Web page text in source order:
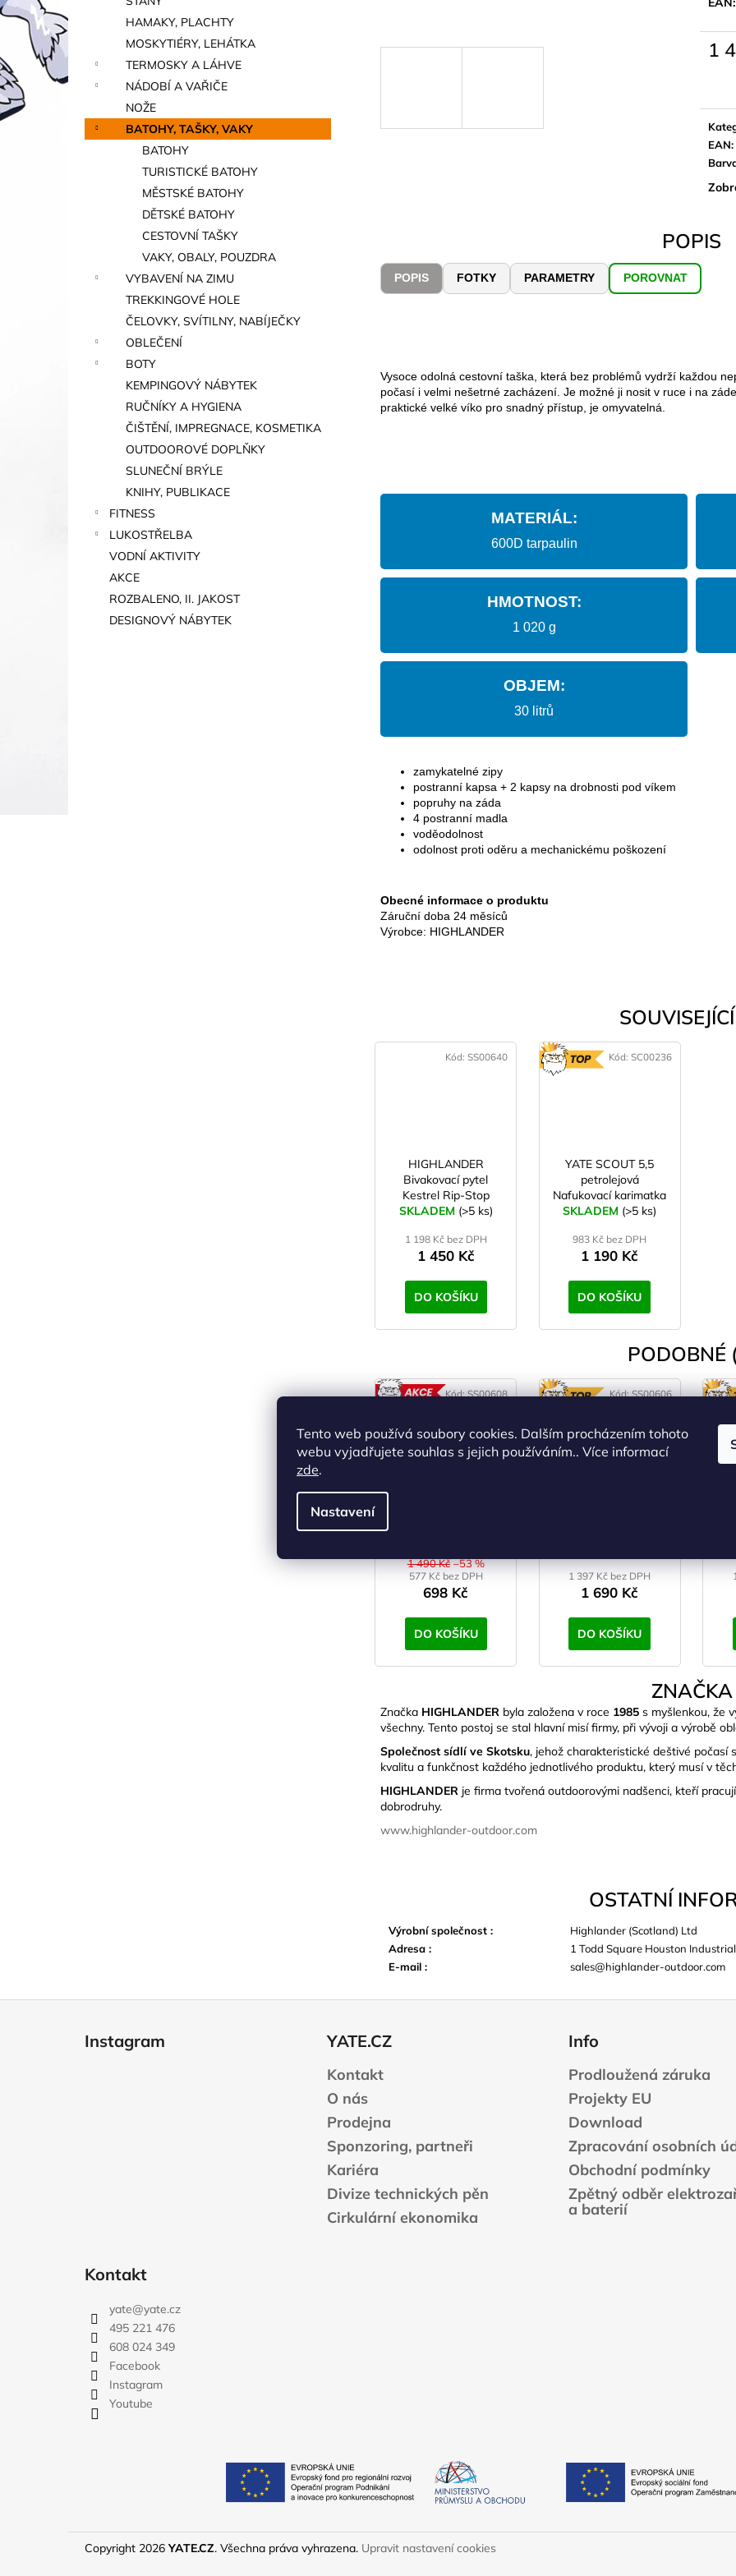
Tento web používá soubory cookies. Dalším procházením tohoto
webu vyjadřujete souhlas s jejich používáním.. Více informací
zde.
Nastavení
a
n
e
l
HAMAKY, PLACHTY
MOSKYTIÉRY, LEHÁTKA
TERMOSKY A LÁHVE
NÁDOBÍ A VAŘIČE
NOŽE
BATOHY, TAŠKY, VAKY
BATOHY
TURISTICKÉ BATOHY
MĚSTSKÉ BATOHY
DĚTSKÉ BATOHY
CESTOVNÍ TAŠKY
VAKY, OBALY, POUZDRA
VYBAVENÍ NA ZIMU
TREKKINGOVÉ HOLE
ČELOVKY, SVÍTILNY, NABÍJEČKY
OBLEČENÍ
BOTY
KEMPINGOVÝ NÁBYTEK
RUČNÍKY A HYGIENA
ČIŠTĚNÍ, IMPREGNACE, KOSMETIKA
OUTDOOROVÉ DOPLŇKY
SLUNEČNÍ BRÝLE
KNIHY, PUBLIKACE
FITNESS
LUKOSTŘELBA
VODNÍ AKTIVITY
AKCE
ROZBALENO, II. JAKOST
DESIGNOVÝ NÁBYTEK
1
EAN:
POPIS
POPIS FOTKY PARAMETRY POROVNAT
Vysoce odolná cestovní taška, která bez problémů vydrží každou
počasí i velmi nešetrné zacházení. Je možné ji nosit v ruce i na
praktické velké víko pro snadný přístup, je omyvatelná.
MATERIÁL:
600D tarpaulin
HMOTNOST:
1 020 g
OBJEM:
30 litrů
zamykatelné zipy
postranní kapsa + 2 kapsy na drobnosti pod víkem
popruhy na záda
4 postranní madla
voděodolnost
odolnost proti oděru a mechanickému poškození
Obecné informace o produktu
Záruční doba 24 měsíců
Výrobce: HIGHLANDER
HIGHLANDER
Bivakovací pytel
Kestrel Rip-Stop
Olive
SKLADEM (>5 ks)
1 198 Kč bez DPH
1 450 Kč
DO KOŠÍKU
Kód:SS00640
YATE SCOUT 5,5
petrolejová
Nafukovací karimatka
SKLADEM (>5 ks)
983 Kč bez DPH
1 190 Kč
DO KOŠÍKU
Kód: SC00236
PODOBNÉ
ROZBALENO
1 490 Kč –53 %
577 Kč bez DPH
698 Kč
DO KOŠÍKU
Kód:SS00608
1 397 Kč bez DPH
1 690 Kč
DO KOŠÍKU
Kód:SS00606
ZNAČKA
Značka HIGHLANDER byla založena v roce 1985 s myšlenkou, že
všechny. Tento postoj se stal hlavní misí firmy, při vývoji a výrobě
Společnost sídlí ve Skotsku, jehož charakteristické deštivé počasí
kvalitu a funkčnost každého jednotlivého produktu, který musí v
HIGHLANDER je firma tvořená outdoorovými nadšenci, kteří
dobrodruhy.
www.highlander-outdoor.com
OSTATNÍ
Výrobní společnost :
Highlander (Scotland) Ltd
Adresa :
1 Todd Square Houston
E-mail : sales@highlander-outdoor.com
Instagram YATE.CZ
Kontakt
O nás
Prodejna
Sponzoring, partneři
Kariéra
Divize technických pěn
Cirkulární ekonomika
Info
Prodloužená záruka
Projekty EU
Download
Zpracování osobních
Obchodní podmínky
Zpětný odběr
a baterií
Kontakt
yate@yate.cz
495 221 476
608 024 349
Facebook
Instagram
Youtube
Copyright 2026YATE.CZ. Všechna práva vyhrazena. Upravit nastavení cookies